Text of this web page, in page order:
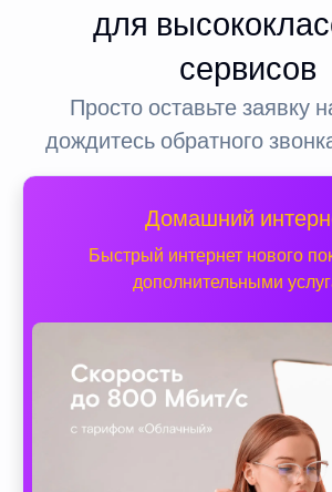
для
сервисов
Просто оставьте заявку
дождитесь обратного
Домашний
Быстрый интернет нового
дополнительными